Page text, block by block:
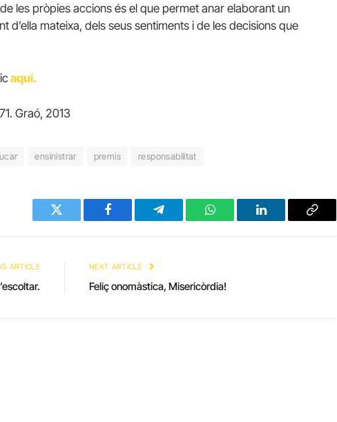
les pròpies accions és el que permet anar elaborant un
d’ella mateixa, dels seus sentiments i de les decisions que
aquí.
Graó, 2013
ensinistrar premis responsabilitat
Twitter Facebook Telegram WhatsAppLinkedIn Copy
ARTICLE NEXT ARTICLE
Feliç onomàstica, Misericòrdia!